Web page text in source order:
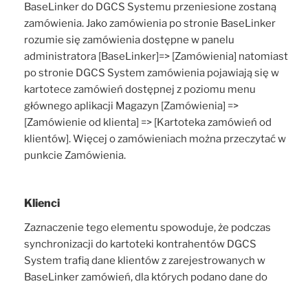
BaseLinker do DGCS Systemu przeniesione zostaną
zamówienia. Jako zamówienia po stronie BaseLinker
rozumie się zamówienia dostępne w panelu
administratora [BaseLinker]=> [Zamówienia] natomiast
po stronie DGCS System zamówienia pojawiają się w
kartotece zamówień dostępnej z poziomu menu
głównego aplikacji Magazyn [Zamówienia] =>
[Zamówienie od klienta] => [Kartoteka zamówień od
klientów]. Więcej o zamówieniach można przeczytać w
punkcie Zamówienia.
Klienci
Zaznaczenie tego elementu spowoduje, że podczas
synchronizacji do kartoteki kontrahentów DGCS
System trafią dane klientów z zarejestrowanych w
BaseLinker zamówień, dla których podano dane do